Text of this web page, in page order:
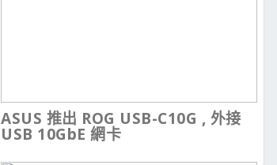
ASUS 推出 ROG USB-C10G , 外接
USB 10GbE 網卡